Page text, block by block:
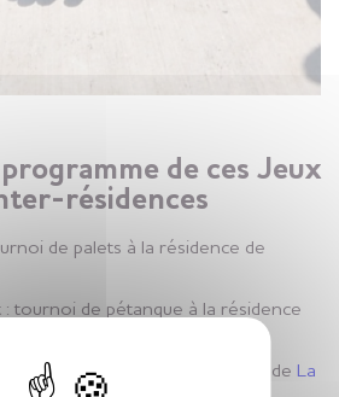
de ces Jeux
résidences
de palets à la résidence de
tournoi de pétanque à la résidence
de Mölkky à la résidence de La